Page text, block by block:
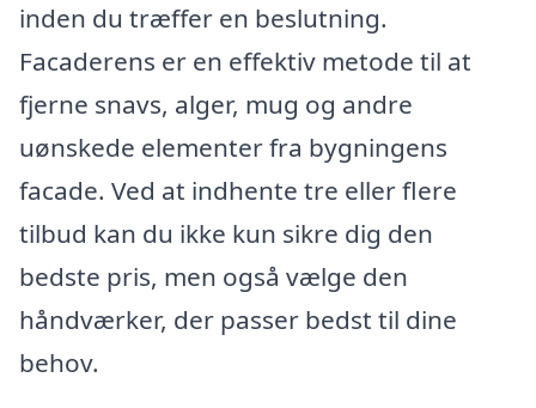
inden du træffer en beslutning.
Facaderens er en effektiv metode til at
fjerne snavs, alger, mug og andre
uønskede elementer fra bygningens
facade. Ved at indhente tre eller flere
tilbud kan du ikke kun sikre dig den
bedste pris, men også vælge den
håndværker, der passer bedst til dine
behov.